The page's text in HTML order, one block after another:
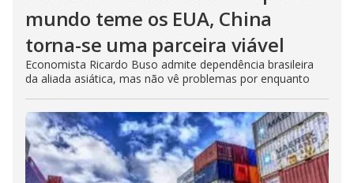
mundo teme os EUA, China
torna-se uma parceira viável
Economista Ricardo Buso admite dependência brasileira
da aliada asiática, mas não vê problemas por enquanto